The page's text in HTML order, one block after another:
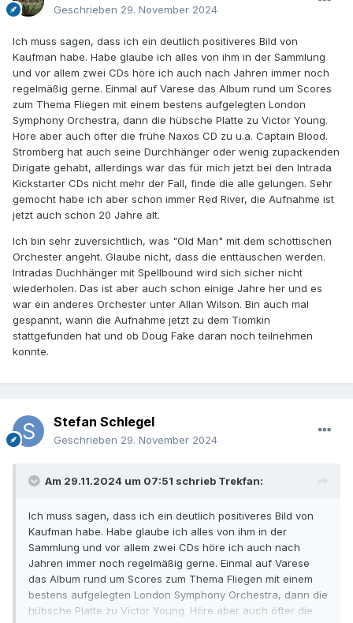
Geschrieben 29. November 2024
Ich muss sagen, dass ich ein deutlich positiveres Bild von
Kaufman habe. Habe glaube ich alles von ihm in der Sammlung
und vor allem zwei CDs höre ich auch nach Jahren immer noch
regelmäßig gerne. Einmal auf Varese das Album rund um Scores
zum Thema Fliegen mit einem bestens aufgelegten London
Symphony Orchestra, dann die hübsche Platte zu Victor Young.
Höre aber auch öfter die frühe Naxos CD zu u.a. Captain Blood.
Stromberg hat auch seine Durchhänger oder wenig zupackenden
Dirigate gehabt, allerdings war das für mich jetzt bei den Intrada
Kickstarter CDs nicht mehr der Fall, finde die alle gelungen. Sehr
gemocht habe ich aber schon immer Red River, die Aufnahme ist
jetzt auch schon 20 Jahre alt.
Ich bin sehr zuversichtlich, was "Old Man" mit dem schottischen
Orchester angeht. Glaube nicht, dass die enttäuschen werden.
Intradas Duchhänger mit Spellbound wird sich sicher nicht
wiederholen. Das ist aber auch schon einige Jahre her und es
war ein anderes Orchester unter Allan Wilson. Bin auch mal
gespannt, wann die Aufnahme jetzt zu dem Tiomkin
stattgefunden hat und ob Doug Fake daran noch teilnehmen
konnte.
Stefan Schlegel
Geschrieben 29. November 2024
Am 29.11.2024 um 07:51 schrieb Trekfan:
Ich muss sagen, dass ich ein deutlich positiveres Bild von
Kaufman habe. Habe glaube ich alles von ihm in der
Sammlung und vor allem zwei CDs höre ich auch nach
Jahren immer noch regelmäßig gerne. Einmal auf Varese
das Album rund um Scores zum Thema Fliegen mit einem
bestens aufgelegten London Symphony Orchestra, dann die
hübsche Platte zu Victor Young. Höre aber auch öfter die